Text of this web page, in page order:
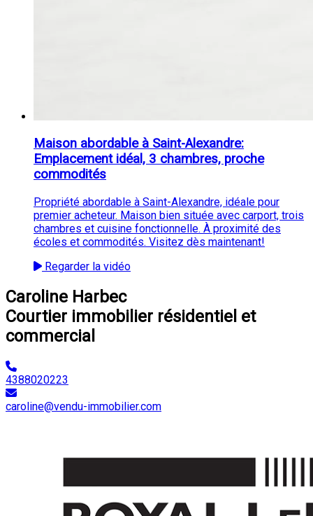
Maison abordable à Saint-Alexandre:
Emplacement idéal, 3 chambres, proche
commodités
Propriété abordable à Saint-Alexandre, idéale pour
premier acheteur. Maison bien située avec carport, trois
chambres et cuisine fonctionnelle. À proximité des
écoles et commodités. Visitez dès maintenant!
Regarder la vidéo
Caroline Harbec
Courtier immobilier résidentiel et
commercial
4388020223
caroline@vendu-immobilier.com